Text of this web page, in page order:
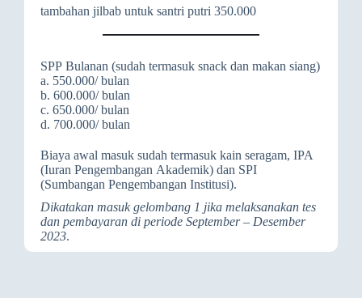
tambahan jilbab untuk santri putri 350.000
SPP Bulanan (sudah termasuk snack dan makan siang)
a. 550.000/ bulan
b. 600.000/ bulan
c. 650.000/ bulan
d. 700.000/ bulan
Biaya awal masuk sudah termasuk kain seragam, IPA
(Iuran Pengembangan Akademik) dan SPI
(Sumbangan Pengembangan Institusi).
Dikatakan masuk gelombang 1 jika melaksanakan tes
dan pembayaran di periode September – Desember
2023.